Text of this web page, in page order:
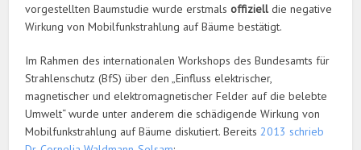
vorgestellten Baumstudie wurde erstmalsoffiziell die negative
Wirkung von Mobilfunkstrahlung auf Bäume bestätigt.
Im Rahmen des internationalen Workshops des Bundesamts für
Strahlenschutz (BfS) über den „Einfluss elektrischer,
magnetischer und elektromagnetischer Felder auf die belebte
Umwelt“ wurde unter anderem die schädigende Wirkung von
Mobilfunk­strahlung auf Bäume diskutiert. Bereits2013 schrieb